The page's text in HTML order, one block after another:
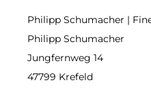
Philipp Schumacher |
Philipp Schumacher
Jungfernweg 14
47799 Krefeld